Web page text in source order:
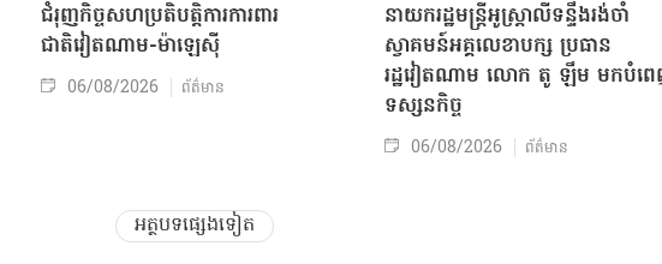
ជំរុញកិច្ចសហប្រតិបត្តិការការពារ
ជាតិវៀតណាម-ម៉ាឡេស៊ី
06/08/2026 ព័ត៌មាន
នាយករដ្ឋមន្ត្រីអូស្ត្រាលីទន្ទឹងរង់ចាំ
ស្វាគមន៍អគ្គលេខាបក្ស ប្រធាន
រដ្ឋវៀតណាម លោក តូ ឡឹម មកបំព
ទស្សនកិច្ច
06/08/2026 ព័ត៌មាន
អត្ថបទផ្សេងទៀត